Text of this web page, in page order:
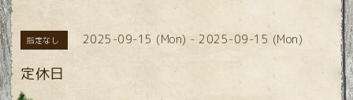
指定なし 2025-09-15 (Mon) - 2025-09-15 (Mon)
定休日